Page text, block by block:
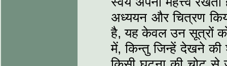
अध्ययन और चित्रण
है, यह केवल उन सूत्रों
में, किन्तु जिन्हें देखने की